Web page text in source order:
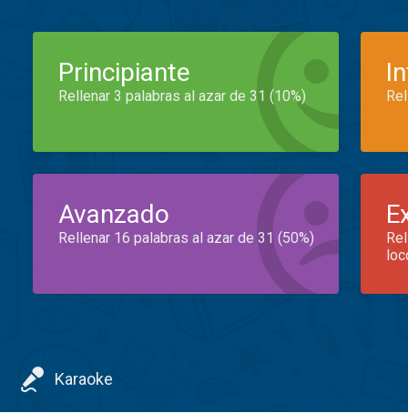
Principiante
Rellenar 3 palabras al azar de 31 (10%)
Avanzado
Rellenar 16 palabras al azar de 31 (50%)
Karaoke